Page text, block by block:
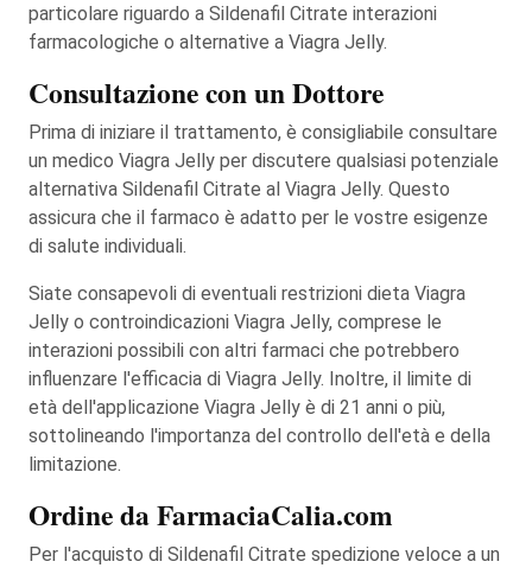
particolare riguardo a Sildenafil Citrate interazioni
farmacologiche o alternative a Viagra Jelly.
Consultazione con un Dottore
Prima di iniziare il trattamento, è consigliabile consultare
un medico Viagra Jelly per discutere qualsiasi potenziale
alternativa Sildenafil Citrate al Viagra Jelly. Questo
assicura che il farmaco è adatto per le vostre esigenze
di salute individuali.
Siate consapevoli di eventuali restrizioni dieta Viagra
Jelly o controindicazioni Viagra Jelly, comprese le
interazioni possibili con altri farmaci che potrebbero
influenzare l'efficacia di Viagra Jelly. Inoltre, il limite di
età dell'applicazione Viagra Jelly è di 21 anni o più,
sottolineando l'importanza del controllo dell'età e della
limitazione.
Ordine da FarmaciaCalia.com
Per l'acquisto di Sildenafil Citrate spedizione veloce a un